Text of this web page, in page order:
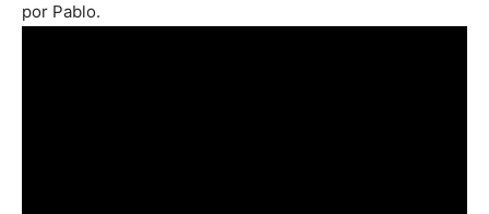
por Pablo.